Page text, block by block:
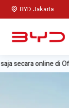
BYD Jakarta
Homeonline di